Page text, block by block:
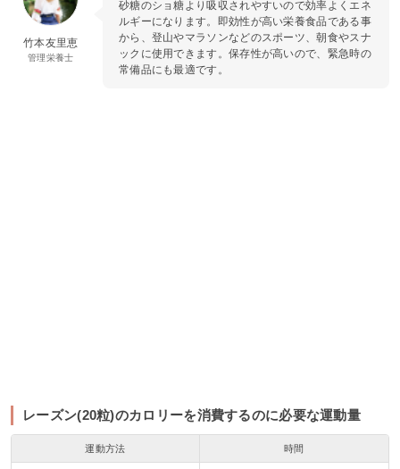
竹本友里恵
管理栄養士
砂糖のショ糖より吸収されやすいので効率よくエネ
ルギーになります。即効性が高い栄養食品である事
から、登山やマラソンなどのスポーツ、朝食やスナ
ックに使用できます。保存性が高いので、緊急時の
常備品にも最適です。
レーズン(20粒)のカロリーを消費するのに必要な運動量
運動方法 時間